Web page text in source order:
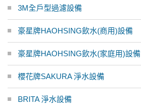
3M全戶型過濾設備
豪星牌HAOHSING飲水(商用)設備
豪星牌HAOHSING飲水(家庭用)設備
櫻花牌SAKURA 淨水設備
BRITA 淨水設備